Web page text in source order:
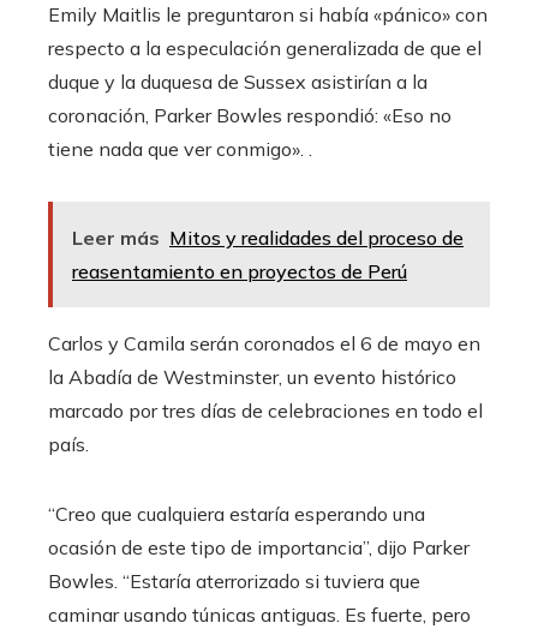
Emily Maitlis le preguntaron si había «pánico» con
respecto a la especulación generalizada de que el
duque y la duquesa de Sussex asistirían a la
coronación, Parker Bowles respondió: «Eso no
tiene nada que ver conmigo». .
Leer más Mitos y realidades del proceso de
reasentamiento en proyectos de Perú
Carlos y Camila serán coronados el 6 de mayo en
la Abadía de Westminster, un evento histórico
marcado por tres días de celebraciones en todo el
país.
“Creo que cualquiera estaría esperando una
ocasión de este tipo de importancia”, dijo Parker
Bowles. “Estaría aterrorizado si tuviera que
caminar usando túnicas antiguas. Es fuerte, pero